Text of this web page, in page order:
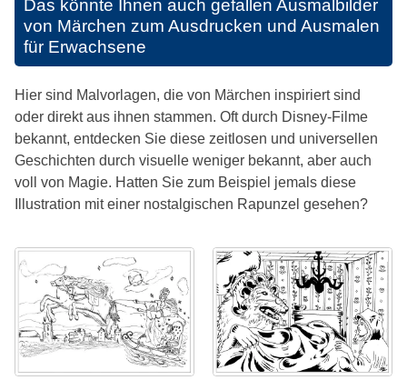
Das könnte Ihnen auch gefallen Ausmalbilder
von Märchen zum Ausdrucken und Ausmalen
für Erwachsene
Hier sind Malvorlagen, die von Märchen inspiriert sind
oder direkt aus ihnen stammen. Oft durch Disney-Filme
bekannt, entdecken Sie diese zeitlosen und universellen
Geschichten durch visuelle weniger bekannt, aber auch
voll von Magie. Hatten Sie zum Beispiel jemals diese
Illustration mit einer nostalgischen Rapunzel gesehen?